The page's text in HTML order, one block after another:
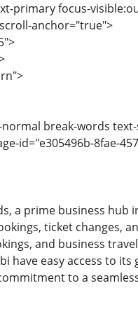
primary focus-
anchor="true">
normal break-words
id="e305496b-8fae-
a prime business hub
ticket changes,
and business
have easy access to its
to a